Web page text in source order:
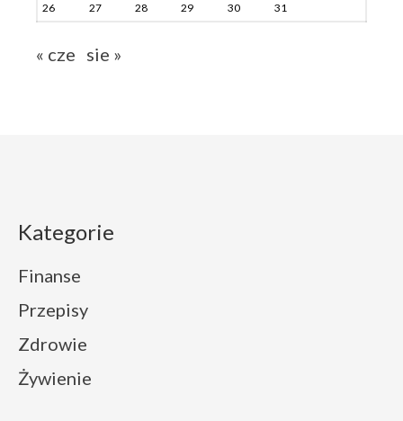
26
27 28 29 30 31
« cze sie »
Kategorie
Finanse
Przepisy
Zdrowie
Żywienie